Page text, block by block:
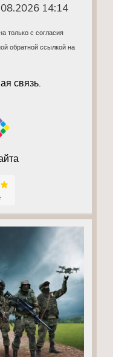
14:14
только с согласия
обратной ссылкой на
связь.